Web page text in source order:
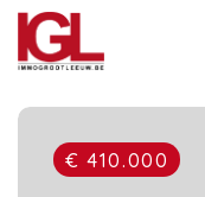
€ 410.000